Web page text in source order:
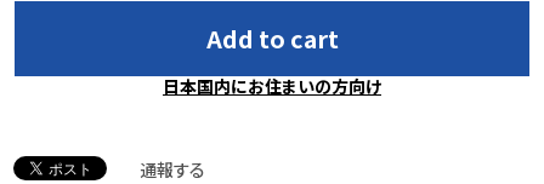
Add to cart
日本国内にお住まいの方向け
通報する